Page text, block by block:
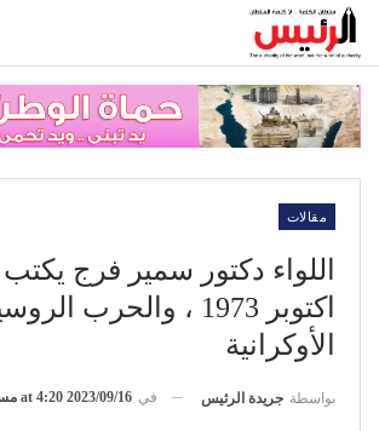
مقالات
اللواء دكتور سمير فرج
اكتوبر 1973 ، والحرب
الأوكرانية
بواسطة جريدة الرئيس في 2023/09/16 at 4:20 مساءً